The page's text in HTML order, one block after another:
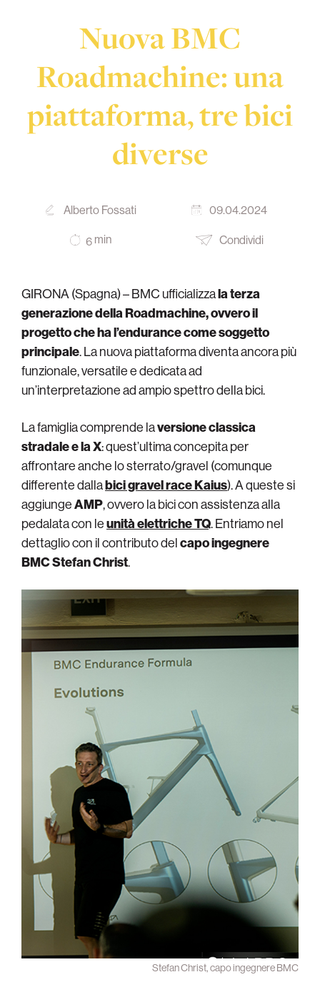
Nuova BMC
Roadmachine: una
piattaforma, tre bici
diverse
Alberto Fossati 09.04.2024
6 min Condividi
GIRONA (Spagna) – BMC ufficializzala terza
generazione della Roadmachine, ovveroil
progetto che ha l’endurance come soggetto
principale. La nuova piattaforma diventa ancora più
funzionale, versatilee dedicata ad
un’interpretazione ad ampio spettro della bici.
La famiglia comprende laversione classica
stradale e la X: quest’ultima concepita per
affrontare anche lo sterrato/gravel (comunque
differente dallabici gravel race Kaius). A queste si
aggiungeAMP, ovvero la bici con assistenza alla
pedalata con leunità elettriche TQ. Entriamo nel
dettaglio con il contributo delcapo ingegnere
BMC Stefan Christ.
Stefan Christ, capo ingegnere BMC